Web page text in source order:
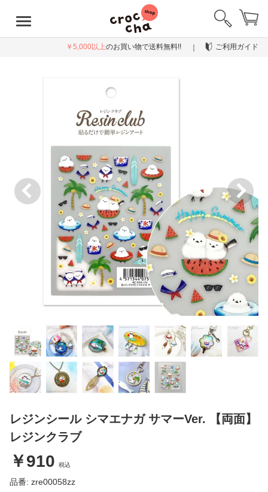
￥5,000以上のお買い物で送料無料!! ご利用ガイド
レジンシール シマエナガ サマーVer. 【両面】
レジンクラブ
￥910 税込
品番: zre00058zz